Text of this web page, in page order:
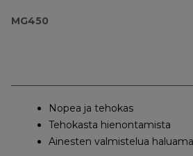
MG450
Nopea ja tehokas
Tehokasta hienontamista
Ainesten valmistelua